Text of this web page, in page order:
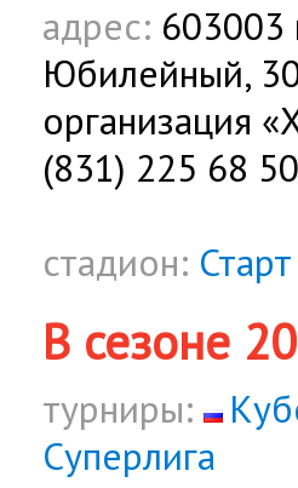
адрес: 603003
Юбилейный,
организация
(831) 225 68 50
стадион: Старт
В сезоне
турниры:
Суперлига